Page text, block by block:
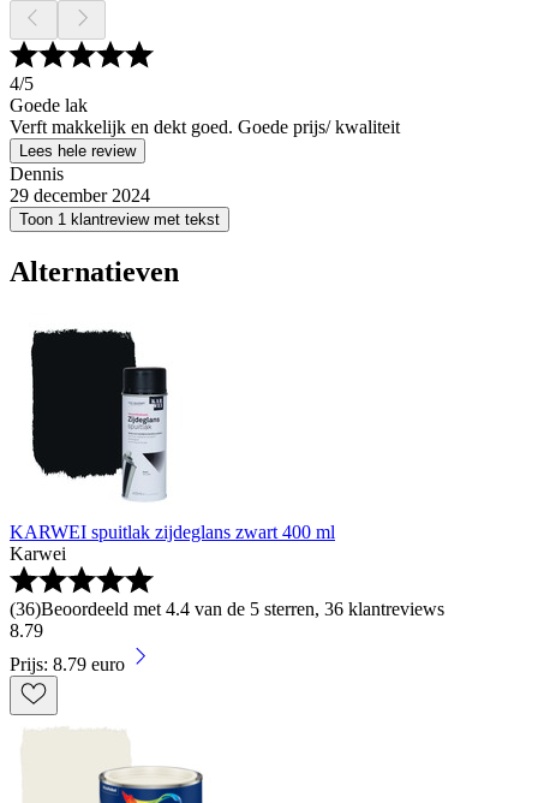
4/5
Goede lak
Verft makkelijk en dekt goed. Goede prijs/ kwaliteit
Lees hele review
Dennis
29 december 2024
Toon 1 klantreview met tekst
Alternatieven
KARWEI spuitlak zijdeglans zwart 400 ml
Karwei
(36)Beoordeeld met 4.4 van de 5 sterren, 36 klantreviews
8.79
Prijs: 8.79 euro